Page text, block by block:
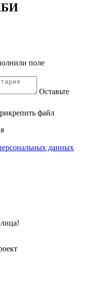
поле
Оставьте
файл
данных